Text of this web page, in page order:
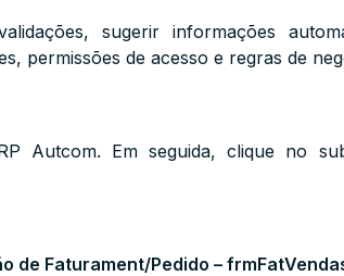
sugerir informações
permissões de acesso e regras de
Autcom. Em seguida, clique no
de Faturament/Pedido –